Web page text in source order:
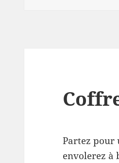
Partez pour
envolerez à